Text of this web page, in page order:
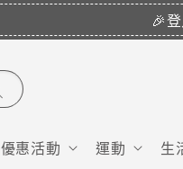
🎉
優惠活動 運動 生